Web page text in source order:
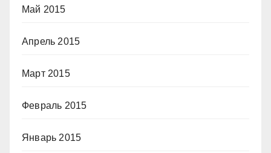
Май 2015
Апрель 2015
Март 2015
Февраль 2015
Январь 2015